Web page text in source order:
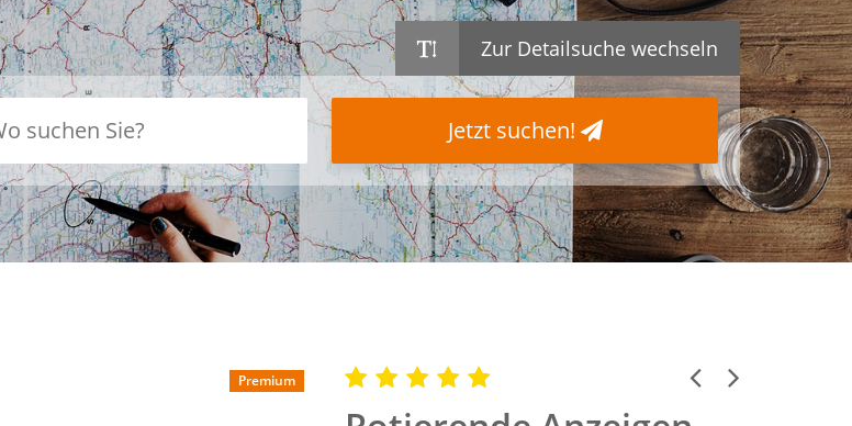
Zur Detailsuche wechseln
Jetzt suchen!
Premium Previous
Next